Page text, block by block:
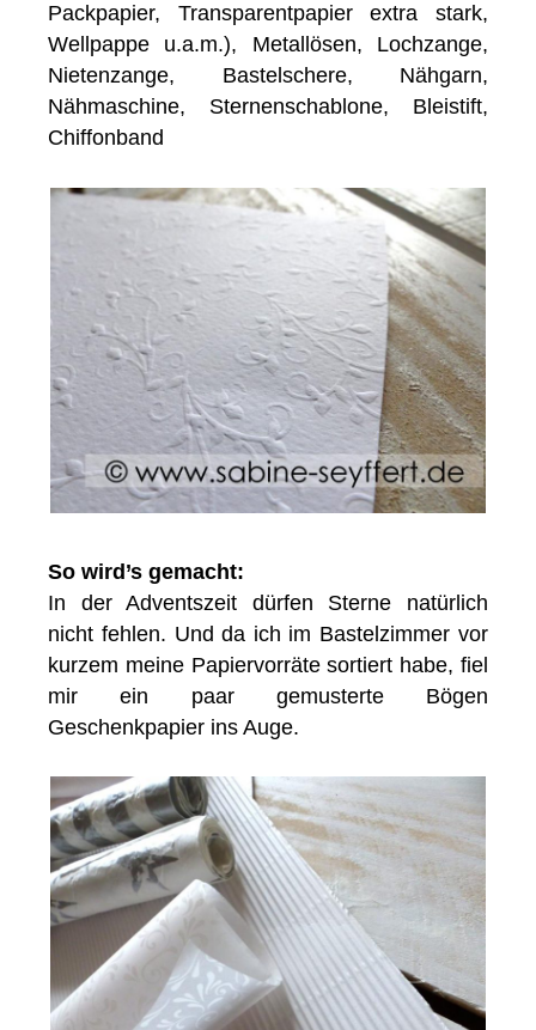
Packpapier, Transparentpapier extra stark,
Wellpappe u.a.m.), Metallösen, Lochzange,
Nietenzange, Bastelschere, Nähgarn,
Nähmaschine, Sternenschablone, Bleistift,
Chiffonband
So wird’s gemacht:
In der Adventszeit dürfen Sterne natürlich
nicht fehlen. Und da ich im Bastelzimmer vor
kurzem meine Papiervorräte sortiert habe, fiel
mir ein paar gemusterte Bögen
Geschenkpapier ins Auge.